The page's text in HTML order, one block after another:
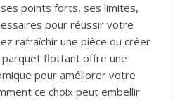
points forts, ses limites,
pour réussir votre
rafraîchir une pièce ou créer
parquet flottant offre une
pour améliorer votre
ce choix peut embellir